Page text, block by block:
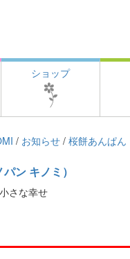
ショップ
/ お知らせ / 桜餅あんぱん
パン キノミ）
さな幸せ